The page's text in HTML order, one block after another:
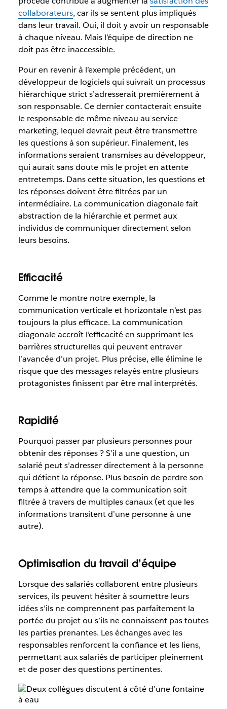
collaborateurs, car ils se sentent plus impliqués
dans leur travail. Oui, il doit y avoir un responsable
à chaque niveau. Mais l’équipe de direction ne
doit pas être inaccessible.
Pour en revenir à l’exemple précédent, un
développeur de logiciels qui suivrait un processus
hiérarchique strict s’adresserait premièrement à
son responsable. Ce dernier contacterait ensuite
le responsable de même niveau au service
marketing, lequel devrait peut-être transmettre
les questions à son supérieur. Finalement, les
informations seraient transmises au développeur,
qui aurait sans doute mis le projet en attente
entretemps. Dans cette situation, les questions et
les réponses doivent être filtrées par un
intermédiaire. La communication diagonale fait
abstraction de la hiérarchie et permet aux
individus de communiquer directement selon
leurs besoins.
Efficacité
Comme le montre notre exemple, la
communication verticale et horizontale n’est pas
toujours la plus efficace. La communication
diagonale accroît l’efficacité en supprimant les
barrières structurelles qui peuvent entraver
l’avancée d’un projet. Plus précise, elle élimine le
risque que des messages relayés entre plusieurs
protagonistes finissent par être mal interprétés.
Rapidité
Pourquoi passer par plusieurs personnes pour
obtenir des réponses ? S’il a une question, un
salarié peut s’adresser directement à la personne
qui détient la réponse. Plus besoin de perdre son
temps à attendre que la communication soit
filtrée à travers de multiples canaux (et que les
informations transitent d’une personne à une
autre).
Optimisation du travail d’équipe
Lorsque des salariés collaborent entre plusieurs
services, ils peuvent hésiter à soumettre leurs
idées s’ils ne comprennent pas parfaitement la
portée du projet ou s’ils ne connaissent pas toutes
les parties prenantes. Les échanges avec les
responsables renforcent la confiance et les liens,
permettant aux salariés de participer pleinement
et de poser des questions pertinentes.